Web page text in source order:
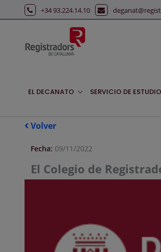
Saltar al contenido principal
+34 93.224.14.10
EL DECANATO SERVICIO DE
Volver
Fecha: 09/11/2022
El Colegio de